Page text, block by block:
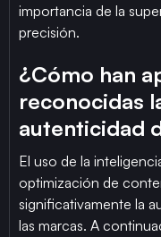
importancia de la
precisión.
¿Cómo han
reconocidas
autenticidad
El uso de la
optimización de
significativamente la
las marcas. A